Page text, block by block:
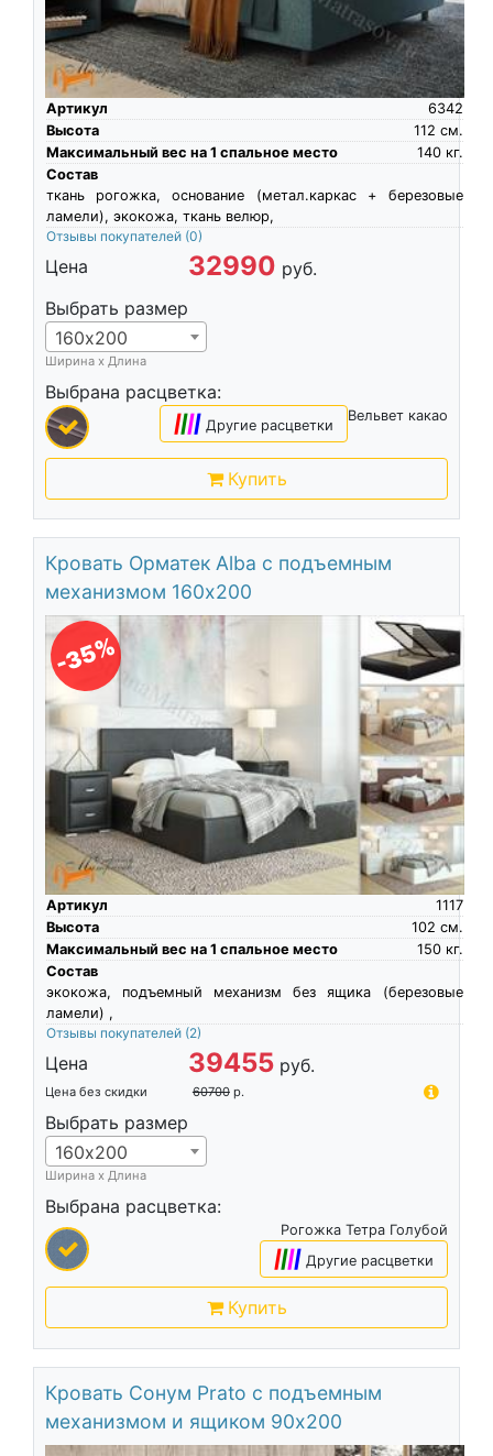
Артикул
6342
Высота
см.
112
Максимальный вес на 1 спальное место
кг.
140
Состав
ткань рогожка, основание (метал.каркас + березовые
ламели), экокожа, ткань велюр,
Отзывы покупателей (0)
Цена 32990 руб.
Выбрать размер
160х200
Ширина х Длина
Выбрана расцветка:
Вельвет какао
|||| Другие расцветки
Купить
Кровать Орматек Alba с подъемным
механизмом 160х200
-35%
Артикул
1117
Высота
см.
102
Максимальный вес на 1 спальное место
кг.
150
Состав
экокожа, подъемный механизм без ящика (березовые
ламели) ,
Отзывы покупателей (2)
Цена 39455 руб.
Цена без скидки 60700 р.
Выбрать размер
160х200
Ширина х Длина
Выбрана расцветка:
Рогожка Тетра Голубой
|||| Другие расцветки
Купить
Кровать Сонум Prato с подъемным
механизмом и ящиком 90х200